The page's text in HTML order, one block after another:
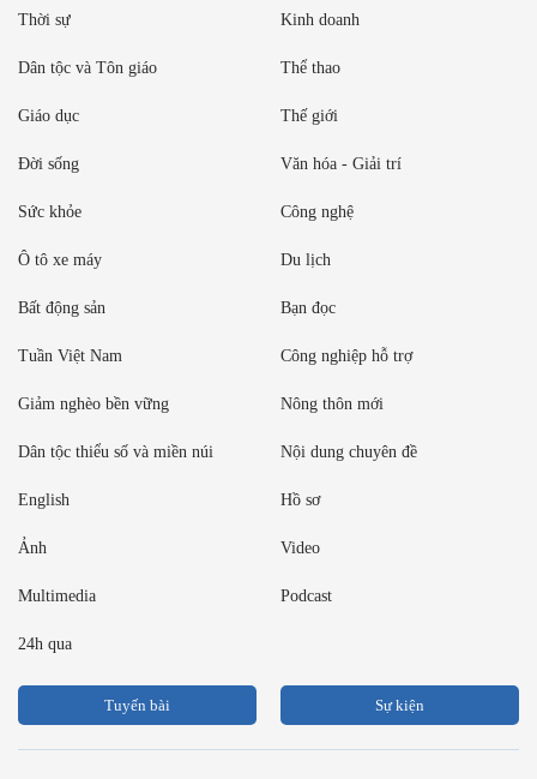
Thời sự Kinh doanh
Dân tộc và Tôn giáo Thể thao
Giáo dục Thế giới
Đời sống Văn hóa - Giải trí
Sức khỏe Công nghệ
Ô tô xe máy Du lịch
Bất động sản Bạn đọc
Tuần Việt Nam Công nghiệp hỗ trợ
Giảm nghèo bền vững Nông thôn mới
Dân tộc thiểu số và miền núi Nội dung chuyên đề
English Hồ sơ
Ảnh Video
Multimedia Podcast
24h qua
Tuyến bài Sự kiện